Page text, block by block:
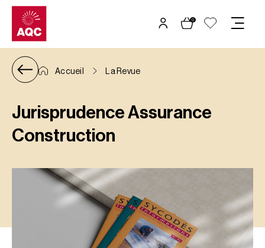
Panneau de gestion des cookies
0
Accueil La Revue
Jurisprudence Assurance
Construction